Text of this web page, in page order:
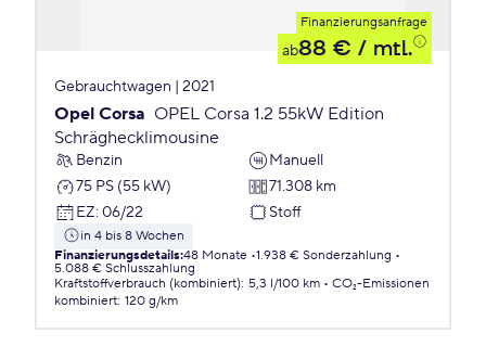
Finanzierungsanfrage
ab88 € / mtl.
Gebrauchtwagen | 2021
Opel Corsa OPEL Corsa 1.2 55kW Edition
Schräghecklimousine
Benzin
Manuell
75 PS (55 kW)
71.308 km
EZ: 06/22 Stoff
in 4 bis 8 Wochen
Finanzierungsdetails:48 Monate 1.938 € Sonderzahlung
5.088 € Schlusszahlung
Kraftstoffverbrauch (kombiniert): 5,3 l/100 km
CO₂-Emissionen
kombiniert: 120 g/km